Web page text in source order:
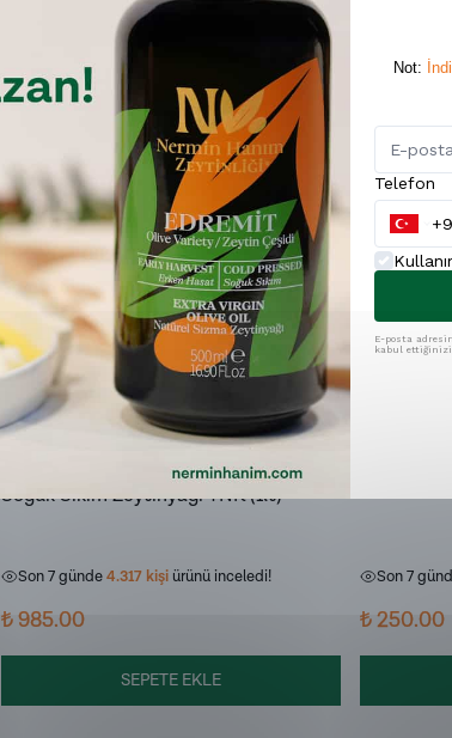
Sevebileceğiniz Diğer
YENİ HASAT 6 Yorum
Ayvalık (Edremit) - Naturel Sızma
Soğuk Sıkım Zeytinyağı TNK (1lt)
Son 7 günde4.317 kişi ürünü inceledi!
₺ 985.00
SEPETE EKLE
Son 7
₺ 250.00
Not:
Telefon
E-posta
kabul ettiğinizi